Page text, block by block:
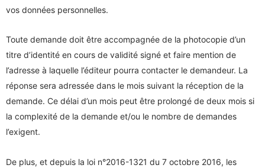
vos données personnelles.
Toute demande doit être accompagnée de la photocopie d’un
titre d’identité en cours de validité signé et faire mention de
l’adresse à laquelle l’éditeur pourra contacter le demandeur. La
réponse sera adressée dans le mois suivant la réception de la
demande. Ce délai d’un mois peut être prolongé de deux mois si
la complexité de la demande et/ou le nombre de demandes
l’exigent.
De plus, et depuis la loi n°2016-1321 du 7 octobre 2016, les